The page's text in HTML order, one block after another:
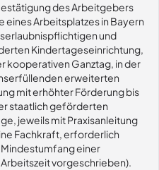
des Arbeitgebers
eines Arbeitsplatzes in Bayern
und
Kindertageseinrichtung,
kooperativen Ganztag, in der
erweiterten
mit erhöhter Förderung bis
staatlich geförderten
jeweils mit Praxisanleitung
Fachkraft, erforderlich
einer
vorgeschrieben).